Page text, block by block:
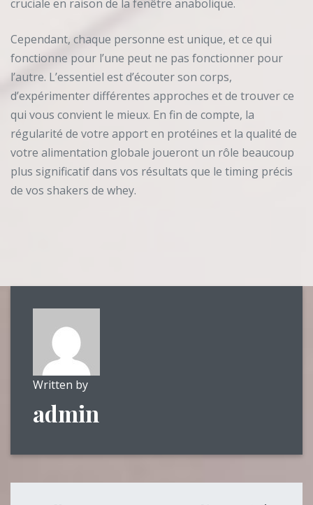
cruciale en raison de la fenêtre anabolique.
Cependant, chaque personne est unique, et ce qui
fonctionne pour l’une peut ne pas fonctionner pour
l’autre. L’essentiel est d’écouter son corps,
d’expérimenter différentes approches et de trouver ce
qui vous convient le mieux. En fin de compte, la
régularité de votre apport en protéines et la qualité de
votre alimentation globale joueront un rôle beaucoup
plus significatif dans vos résultats que le timing précis
de vos shakers de whey.
Written by
admin